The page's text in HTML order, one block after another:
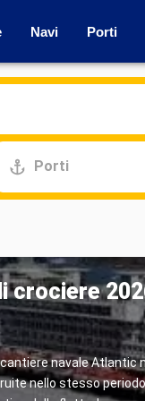
Navi Porti
Porti
crociere
navale Atlantic
nello stesso